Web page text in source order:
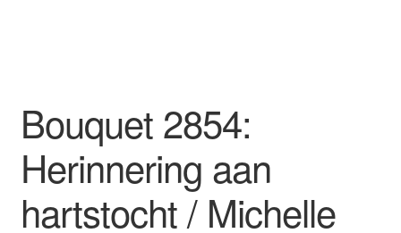
Bouquet 2854:
Herinnering aan
hartstocht / Michelle